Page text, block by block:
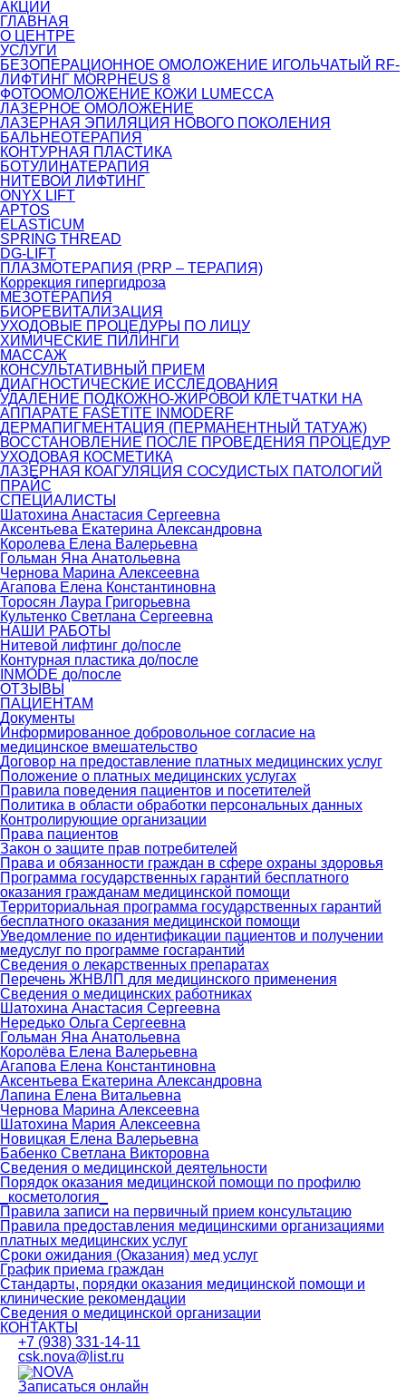
АКЦИИ
ГЛАВНАЯ
О ЦЕНТРЕ
УСЛУГИ
БЕЗОПЕРАЦИОННОЕ ОМОЛОЖЕНИЕ ИГОЛЬЧАТЫЙ RF-
ЛИФТИНГ MORPHEUS 8
ФОТООМОЛОЖЕНИЕ КОЖИ LUMECCA
ЛАЗЕРНОЕ ОМОЛОЖЕНИЕ
ЛАЗЕРНАЯ ЭПИЛЯЦИЯ НОВОГО ПОКОЛЕНИЯ
БАЛЬНЕОТЕРАПИЯ
КОНТУРНАЯ ПЛАСТИКА
БОТУЛИНАТЕРАПИЯ
НИТЕВОЙ ЛИФТИНГ
ONYX LIFT
APTOS
ELASTICUM
SPRING THREAD
DG-LIFT
ПЛАЗМОТЕРАПИЯ (PRP – ТЕРАПИЯ)
Коррекция гипергидроза
МЕЗОТЕРАПИЯ
БИОРЕВИТАЛИЗАЦИЯ
УХОДОВЫЕ ПРОЦЕДУРЫ ПО ЛИЦУ
ХИМИЧЕСКИЕ ПИЛИНГИ
МАССАЖ
КОНСУЛЬТАТИВНЫЙ ПРИЕМ
ДИАГНОСТИЧЕСКИЕ ИССЛЕДОВАНИЯ
УДАЛЕНИЕ ПОДКОЖНО-ЖИРОВОЙ КЛЕТЧАТКИ НА
АППАРАТЕ FASETITE INMODERF
ДЕРМАПИГМЕНТАЦИЯ (ПЕРМАНЕНТНЫЙ ТАТУАЖ)
ВОССТАНОВЛЕНИЕ ПОСЛЕ ПРОВЕДЕНИЯ ПРОЦЕДУР
УХОДОВАЯ КОСМЕТИКА
ЛАЗЕРНАЯ КОАГУЛЯЦИЯ СОСУДИСТЫХ ПАТОЛОГИЙ
ПРАЙС
СПЕЦИАЛИСТЫ
Шатохина Анастасия Сергеевна
Аксентьева Екатерина Александровна
Королева Елена Валерьевна
Гольман Яна Анатольевна
Чернова Марина Алексеевна
Агапова Елена Константиновна
Торосян Лаура Григорьевна
Культенко Светлана Сергеевна
НАШИ РАБОТЫ
Нитевой лифтинг до/после
Контурная пластика до/после
INMODE до/после
ОТЗЫВЫ
ПАЦИЕНТАМ
Документы
Информированное добровольное согласие на
медицинское вмешательство
Договор на предоставление платных медицинских услуг
Положение о платных медицинских услугах
Правила поведения пациентов и посетителей
Политика в области обработки персональных данных
Контролирующие организации
Права пациентов
Закон о защите прав потребителей
Права и обязанности граждан в сфере охраны здоровья
Программа государственных гарантий бесплатного
оказания гражданам медицинской помощи
Территориальная программа государственных гарантий
бесплатного оказания медицинской помощи
Уведомление по идентификации пациентов и получении
медуслуг по программе госгарантий
Сведения о лекарственных препаратах
Перечень ЖНВЛП для медицинского применения
Сведения о медицинских работниках
Шатохина Анастасия Сергеевна
Нередько Ольга Сергеевна
Гольман Яна Анатольевна
Королёва Елена Валерьевна
Агапова Елена Константиновна
Аксентьева Екатерина Александровна
Лапина Елена Витальевна
Чернова Марина Алексеевна
Шатохина Мария Алексеевна
Новицкая Елена Валерьевна
Бабенко Светлана Викторовна
Сведения о медицинской деятельности
Порядок оказания медицинской помощи по профилю
_косметология_
Правила записи на первичный прием консультацию
Правила предоставления медицинскими организациями
платных медицинских услуг
Сроки ожидания (Оказания) мед услуг
График приема граждан
Стандарты, порядки оказания медицинской помощи и
клинические рекомендации
Сведения о медицинской организации
КОНТАКТЫ
+7 (938) 331-14-11
csk.nova@list.ru
Записаться онлайн